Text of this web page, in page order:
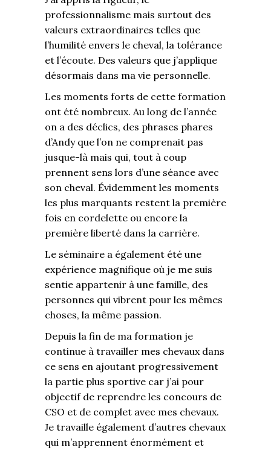
professionnalisme mais surtout des
valeurs extraordinaires telles que
l’humilité envers le cheval, la tolérance
et l’écoute. Des valeurs que j’applique
désormais dans ma vie personnelle.
Les moments forts de cette formation
ont été nombreux. Au long de l’année
on a des déclics, des phrases phares
d’Andy que l’on ne comprenait pas
jusque-là mais qui, tout à coup
prennent sens lors d’une séance avec
son cheval. Évidemment les moments
les plus marquants restent la première
fois en cordelette ou encore la
première liberté dans la carrière.
Le séminaire a également été une
expérience magnifique où je me suis
sentie appartenir à une famille, des
personnes qui vibrent pour les mêmes
choses, la même passion.
Depuis la fin de ma formation je
continue à travailler mes chevaux dans
ce sens en ajoutant progressivement
la partie plus sportive car j’ai pour
objectif de reprendre les concours de
CSO et de complet avec mes chevaux.
Je travaille également d’autres chevaux
qui m’apprennent énormément et